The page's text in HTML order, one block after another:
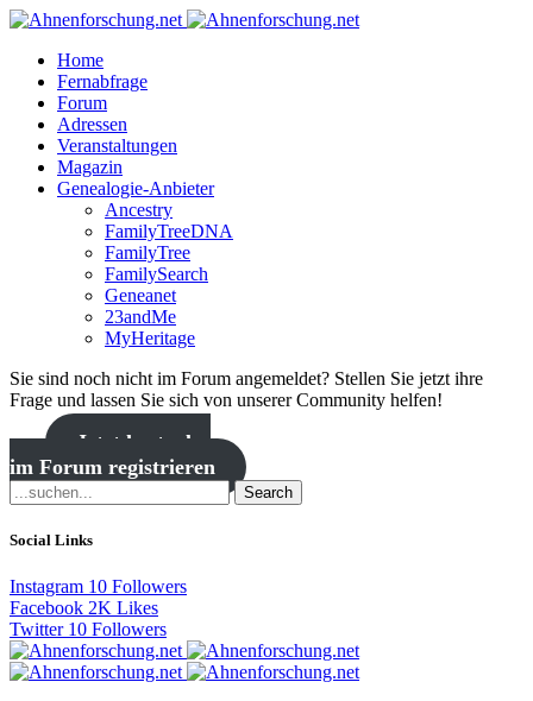
Home
Fernabfrage
Forum
Adressen
Veranstaltungen
Magazin
Genealogie-Anbieter
Ancestry
FamilyTreeDNA
FamilyTree
FamilySearch
Geneanet
23andMe
MyHeritage
Sie sind noch nicht im Forum angemeldet? Stellen Sie jetzt ihre
Frage und lassen Sie sich von unserer Community helfen!
Jetzt kostenlos
im Forum registrieren
Search
Social Links
Instagram 10 Followers
Facebook 2K Likes
Twitter 10 Followers